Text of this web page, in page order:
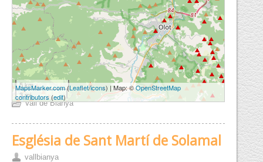
5 km
3 mi
MapsMarker.com(Leaflet/icons) | Map: ©OpenStreetMap
contributors(edit)
Vall de Bianya
Església de Sant Martí de Solamal
vallbianya